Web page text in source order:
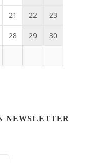
21 22 23
28 29 30
NEWSLETTER